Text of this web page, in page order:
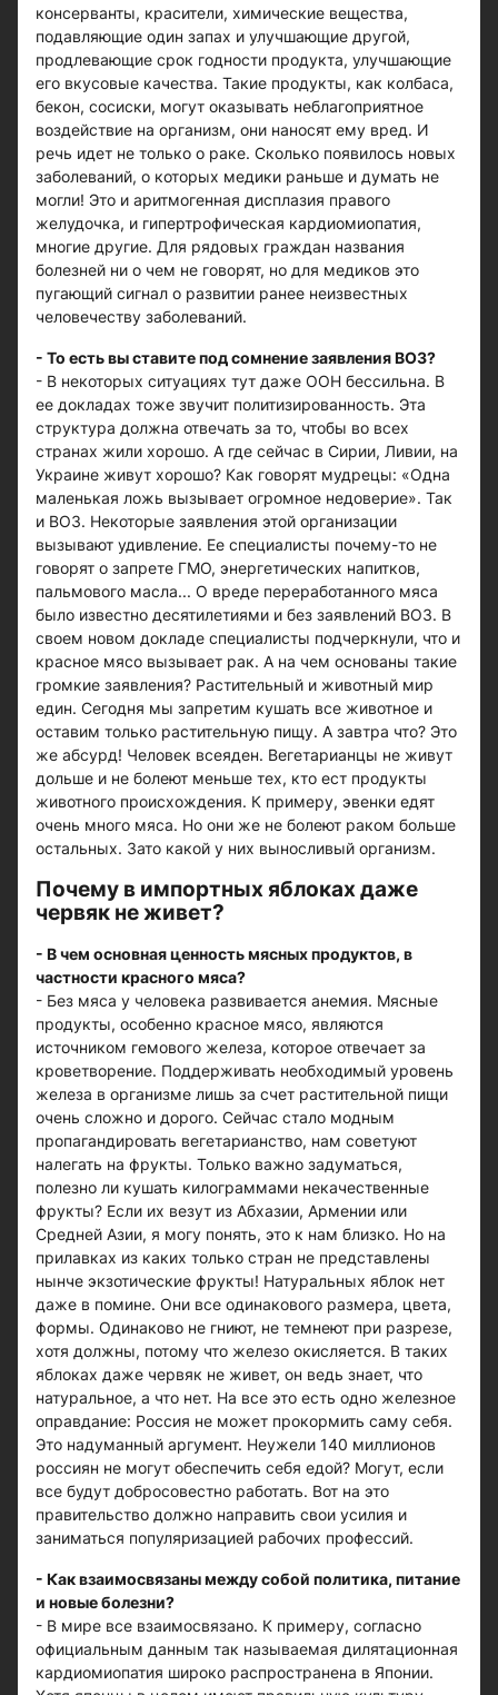
консерванты, красители, химические вещества,
подавляющие один запах и улучшающие другой,
продлевающие срок годности продукта, улучшающие
его вкусовые качества. Такие продукты, как колбаса,
бекон, сосиски, могут оказывать неблагоприятное
воздействие на организм, они наносят ему вред. И
речь идет не только о раке. Сколько появилось новых
заболеваний, о которых медики раньше и думать не
могли! Это и аритмогенная дисплазия правого
желудочка, и гипертрофическая кардиомиопатия,
многие другие. Для рядовых граждан названия
болезней ни о чем не говорят, но для медиков это
пугающий сигнал о развитии ранее неизвестных
человечеству заболеваний.
- То есть вы ставите под сомнение заявления ВОЗ?
- В некоторых ситуациях тут даже ООН бессильна. В
ее докладах тоже звучит политизированность. Эта
структура должна отвечать за то, чтобы во всех
странах жили хорошо. А где сейчас в Сирии, Ливии, на
Украине живут хорошо? Как говорят мудрецы: «Одна
маленькая ложь вызывает огромное недоверие». Так
и ВОЗ. Некоторые заявления этой организации
вызывают удивление. Ее специалисты почему-то не
говорят о запрете ГМО, энергетических напитков,
пальмового масла... О вреде переработанного мяса
было известно десятилетиями и без заявлений ВОЗ. В
своем новом докладе специалисты подчеркнули, что и
красное мясо вызывает рак. А на чем основаны такие
громкие заявления? Растительный и животный мир
един. Сегодня мы запретим кушать все животное и
оставим только растительную пищу. А завтра что? Это
же абсурд! Человек всеяден. Вегетарианцы не живут
дольше и не болеют меньше тех, кто ест продукты
животного происхождения. К примеру, эвенки едят
очень много мяса. Но они же не болеют раком больше
остальных. Зато какой у них выносливый организм.
Почему в импортных яблоках даже
червяк не живет?
- В чем основная ценность мясных продуктов, в
частности красного мяса?
- Без мяса у человека развивается анемия. Мясные
продукты, особенно красное мясо, являются
источником гемового железа, которое отвечает за
кроветворение. Поддерживать необходимый уровень
железа в организме лишь за счет растительной пищи
очень сложно и дорого. Сейчас стало модным
пропагандировать вегетарианство, нам советуют
налегать на фрукты. Только важно задуматься,
полезно ли кушать килограммами некачественные
фрукты? Если их везут из Абхазии, Армении или
Средней Азии, я могу понять, это к нам близко. Но на
прилавках из каких только стран не представлены
нынче экзотические фрукты! Натуральных яблок нет
даже в помине. Они все одинакового размера, цвета,
формы. Одинаково не гниют, не темнеют при разрезе,
хотя должны, потому что железо окисляется. В таких
яблоках даже червяк не живет, он ведь знает, что
натуральное, а что нет. На все это есть одно железное
оправдание: Россия не может прокормить саму себя.
Это надуманный аргумент. Неужели 140 миллионов
россиян не могут обеспечить себя едой? Могут, если
все будут добросовестно работать. Вот на это
правительство должно направить свои усилия и
заниматься популяризацией рабочих профессий.
- Как взаимосвязаны между собой политика, питание
и новые болезни?
- В мире все взаимосвязано. К примеру, согласно
официальным данным так называемая дилятационная
кардиомиопатия широко распространена в Японии.